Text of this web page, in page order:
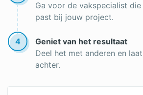
Ga voor de vakspecialist
past bij jouw project.
4
Geniet van het resultaat
Deel het met anderen en
achter.